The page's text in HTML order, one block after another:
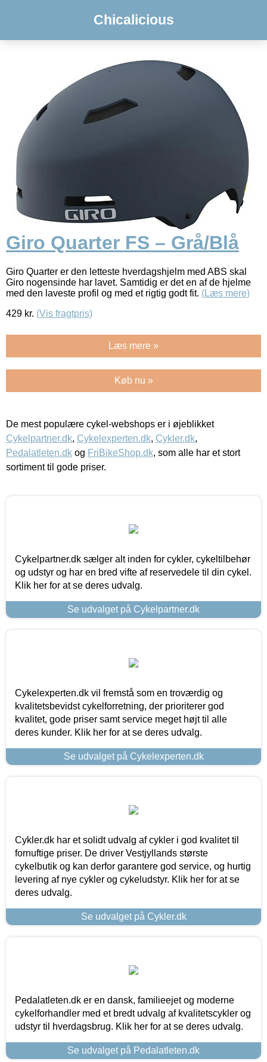
Chicalicious
Giro Quarter FS – Grå/Blå
Giro Quarter er den letteste hverdagshjelm med ABS skal
Giro nogensinde har lavet. Samtidig er det en af de hjelme
med den laveste profil og med et rigtig godt fit. (Læs mere)
429 kr. (Vis fragtpris)
Læs mere »
Køb nu »
De mest populære cykel-webshops er i øjeblikket
Cykelpartner.dk, Cykelexperten.dk, Cykler.dk,
Pedalatleten.dk og FriBikeShop.dk, som alle har et stort
sortiment til gode priser.
Cykelpartner.dk sælger alt inden for cykler, cykeltilbehør
og udstyr og har en bred vifte af reservedele til din cykel.
Klik her for at se deres udvalg.
Se udvalget på Cykelpartner.dk
Cykelexperten.dk vil fremstå som en troværdig og
kvalitetsbevidst cykelforretning, der prioriterer god
kvalitet, gode priser samt service meget højt til alle
deres kunder. Klik her for at se deres udvalg.
Se udvalget på Cykelexperten.dk
Cykler.dk har et solidt udvalg af cykler i god kvalitet til
fornuftige priser. De driver Vestjyllands største
cykelbutik og kan derfor garantere god service, og hurtig
levering af nye cykler og cykeludstyr. Klik her for at se
deres udvalg.
Se udvalget på Cykler.dk
Pedalatleten.dk er en dansk, familieejet og moderne
cykelforhandler med et bredt udvalg af kvalitetscykler og
udstyr til hverdagsbrug. Klik her for at se deres udvalg.
Se udvalget på Pedalatleten.dk